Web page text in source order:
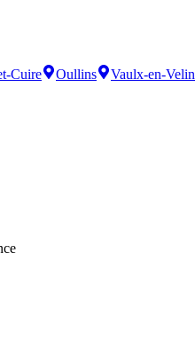
Cuire Oullins Vaulx-en-Velin